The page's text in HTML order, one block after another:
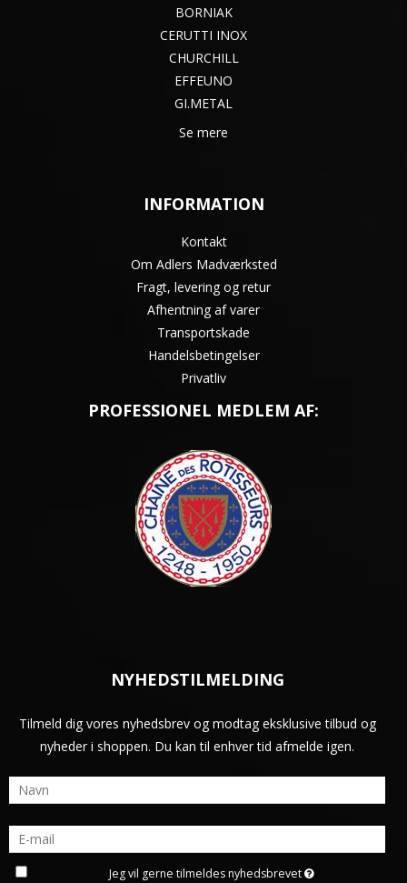
BORNIAK
CERUTTI INOX
CHURCHILL
EFFEUNO
GI.METAL
Se mere
INFORMATION
Kontakt
Om Adlers Madværksted
Fragt, levering og retur
Afhentning af varer
Transportskade
Handelsbetingelser
Privatliv
PROFESSIONEL MEDLEM AF:
NYHEDSTILMELDING
Tilmeld dig vores nyhedsbrev og modtag eksklusive tilbud og
nyheder i shoppen. Du kan til enhver tid afmelde igen.
Jeg vil gerne tilmeldes nyhedsbrevet